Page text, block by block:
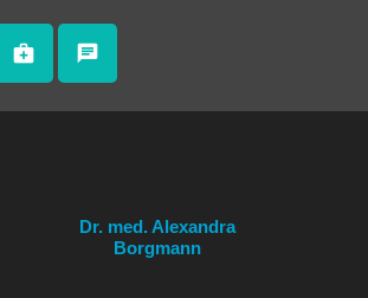
medical_services chat
Dr. med. Alexandra
Borgmann